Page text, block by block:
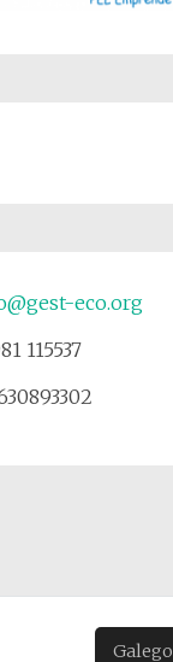
eco.org
115537
Galego